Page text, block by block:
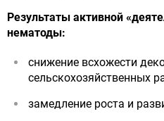
Результаты активной
нематоды:
снижение всхожести
сельскохозяйственных
замедление роста и